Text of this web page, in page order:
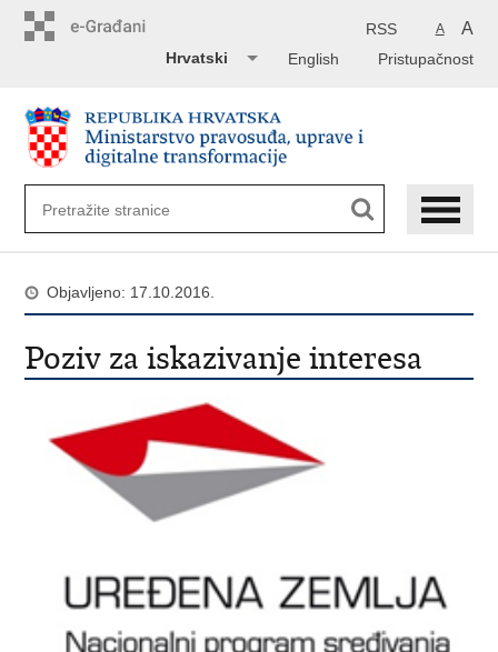
A A
RSS
Pristupačnost
English
Hrvatski
Objavljeno: 17.10.2016.
Poziv za iskazivanje interesa